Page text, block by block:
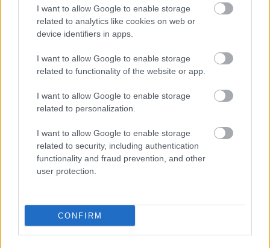
I want to allow Google to enable storage
related to analytics like cookies on web or
device identifiers in apps.
I want to allow Google to enable storage
related to functionality of the website or app.
I want to allow Google to enable storage
related to personalization.
I want to allow Google to enable storage
related to security, including authentication
functionality and fraud prevention, and other
user protection.
CONFIRM
KÉT HANGON
A bejegyzés trackback címe:
https://kulturpart.hu/api/trackback/id/7873952
Kommentek:
értelmében felhasználói tartalomnak
üzemeltetője semmilyen felelősséget